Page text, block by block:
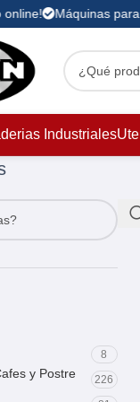
Máquinas para
Industriales
8
y Postre 226